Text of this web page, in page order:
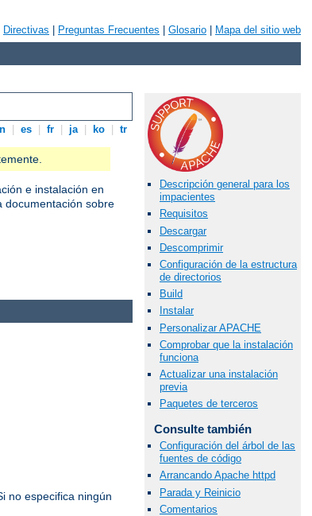
Directivas Preguntas Frecuentes Glosario Mapa del sitio web
es fr ja ko tr
e instalación en
documentación sobre
Descripción general para los
impacientes
Requisitos
Descargar
Descomprimir
Configuración de la estructura
de directorios
Build
Instalar
Personalizar APACHE
Comprobar que la instalación
funciona
Actualizar una instalación
previa
Paquetes de terceros
Consulte también
Configuración del árbol de las
fuentes de código
Arrancando Apache httpd
Parada y Reinicio
Comentarios
no especifica ningún